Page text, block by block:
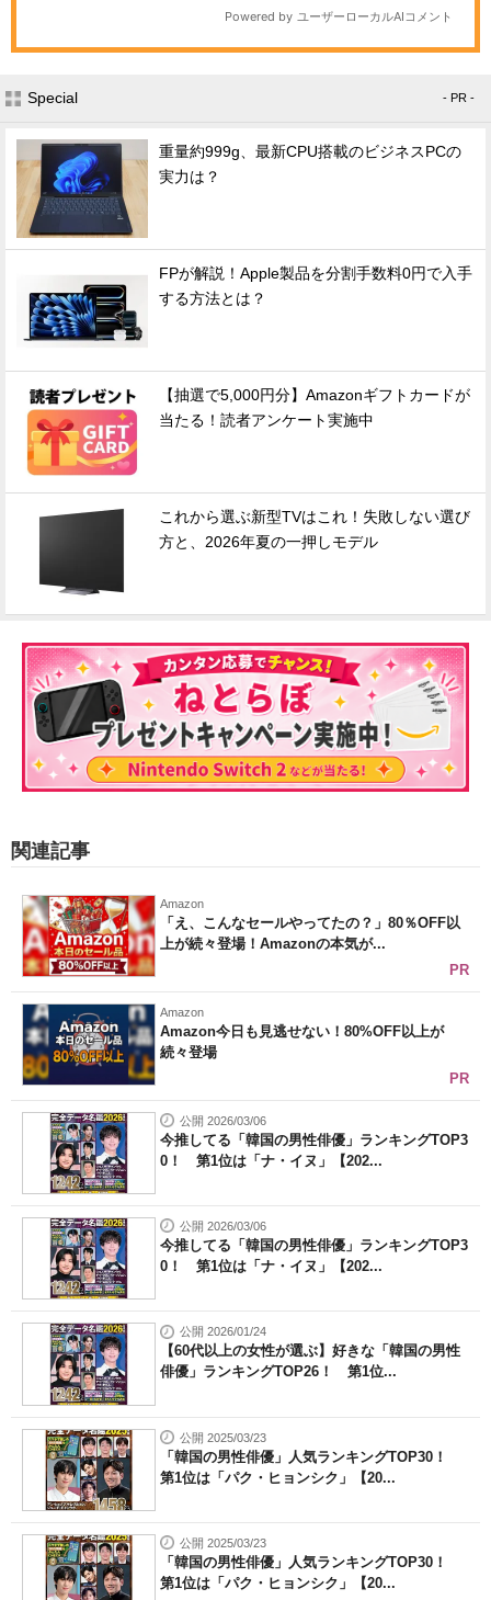
Special - PR -
重量約999g、最新CPU搭載のビジネスPCの
実力は？
FPが解説！Apple製品を分割手数料0円で入手
する方法とは？
【抽選で5,000円分】Amazonギフトカードが
当たる！読者アンケート実施中
これから選ぶ新型TVはこれ！失敗しない選び
方と、2026年夏の一押しモデル
関連記事
Amazon
「え、こんなセールやってたの？」80％OFF以
上が続々登場！Amazonの本気が...
PR
Amazon
Amazon今日も見逃せない！80%OFF以上が
続々登場
PR
公開 2026/03/06
今推してる「韓国の男性俳優」ランキングTOP3
0！ 第1位は「ナ・イヌ」【202...
公開 2026/03/06
今推してる「韓国の男性俳優」ランキングTOP3
0！ 第1位は「ナ・イヌ」【202...
公開 2026/01/24
【60代以上の女性が選ぶ】好きな「韓国の男性
俳優」ランキングTOP26！ 第1位...
公開 2025/03/23
「韓国の男性俳優」人気ランキングTOP30！
第1位は「パク・ヒョンシク」【20...
公開 2025/03/23
「韓国の男性俳優」人気ランキングTOP30！
第1位は「パク・ヒョンシク」【20...